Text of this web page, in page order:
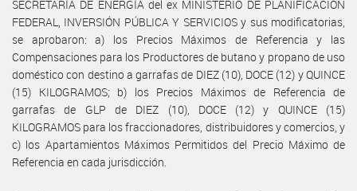
SECRETARÍA DE ENERGÍA del ex MINISTERIO DE PLANIFICACIÓN
FEDERAL, INVERSIÓN PÚBLICA Y SERVICIOS y sus modificatorias,
se aprobaron: a) los Precios Máximos de Referencia y las
Compensaciones para los Productores de butano y propano de uso
doméstico con destino a garrafas de DIEZ (10), DOCE (12) y QUINCE
(15) KILOGRAMOS; b) los Precios Máximos de Referencia de
garrafas de GLP de DIEZ (10), DOCE (12) y QUINCE (15)
KILOGRAMOS para los fraccionadores, distribuidores y comercios, y
c) los Apartamientos Máximos Permitidos del Precio Máximo de
Referencia en cada jurisdicción.